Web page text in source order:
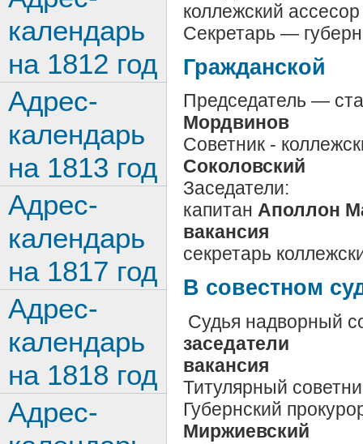
коллежский ассесор
Секретарь —
Гражданской
Председатель —
Мордвинов
Советник -
Соколовский
Заседатели:
капитан Аполлон
вакансия
секретарь
В совестном
Судья надворный
заседатели
вакансия
Титулярный
Губернский
Миржиевский
календарь
на 1812 год
Адрес-
календарь
на 1813 год
Адрес-
календарь
на 1817 год
Адрес-
календарь
на 1818 год
Адрес-